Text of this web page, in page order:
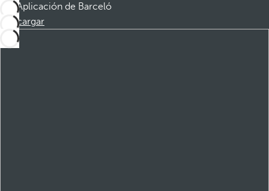
Aplicación de Barceló
Descargar